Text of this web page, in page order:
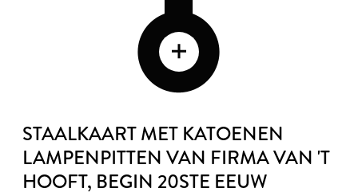
STAALKAART MET KATOENEN
LAMPENPITTEN VAN FIRMA VAN 'T
HOOFT, BEGIN 20STE EEUW